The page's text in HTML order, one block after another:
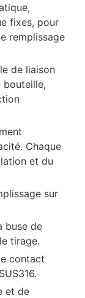
fixes, pour
remplissage
de liaison
bouteille,
Chaque
et du
sur
buse de
tirage.
contact
et de